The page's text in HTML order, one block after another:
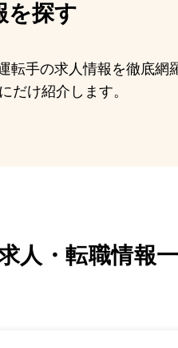
を探す
手の求人情報を徹底網
だけ紹介します。
人・転職情報